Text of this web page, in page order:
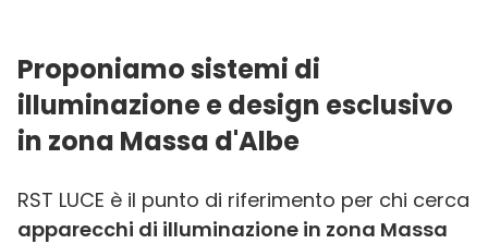
Proponiamo sistemi di
illuminazione e design esclusivo
in zona Massa d'Albe
RST LUCE è il punto di riferimento per chi cerca
apparecchi di illuminazione in zona Massa